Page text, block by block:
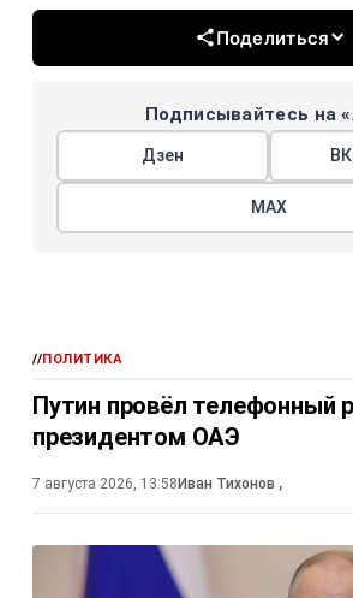
Поделиться
Подписывайтесь на
Дзен
МАХ
//ПОЛИТИКА
Путин провёл телефонный
президентом ОАЭ
7 августа 2026, 13:58Иван Тихонов ,